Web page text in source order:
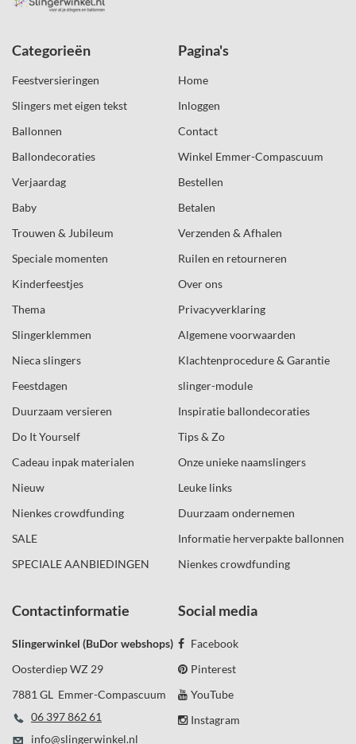
Categorieën
Feestversieringen
Slingers met eigen tekst
Ballonnen
Ballondecoraties
Verjaardag
Baby
Trouwen & Jubileum
Speciale momenten
Kinderfeestjes
Thema
Slingerklemmen
Nieca slingers
Feestdagen
Duurzaam versieren
Do It Yourself
Cadeau inpak materialen
Nieuw
Nienkes crowdfunding
SALE
SPECIALE AANBIEDINGEN
Pagina's
Home
Inloggen
Contact
Winkel Emmer-Compascuum
Bestellen
Betalen
Verzenden & Afhalen
Ruilen en retourneren
Over ons
Privacyverklaring
Algemene voorwaarden
Klachtenprocedure & Garantie
slinger-module
Inspiratie ballondecoraties
Tips & Zo
Onze unieke naamslingers
Leuke links
Duurzaam ondernemen
Informatie herverpakte ballonnen
Nienkes crowdfunding
Contactinformatie
Slingerwinkel (BuDor webshops)
Oosterdiep WZ 29
7881 GL Emmer-Compascuum
06 397 862 61
info@slingerwinkel.nl
Social media
Facebook
Pinterest
YouTube
Instagram